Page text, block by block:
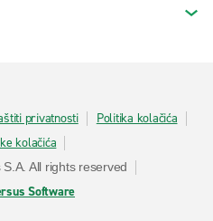
privatnosti
Politika kolačića
kolačića
All rights reserved
Software